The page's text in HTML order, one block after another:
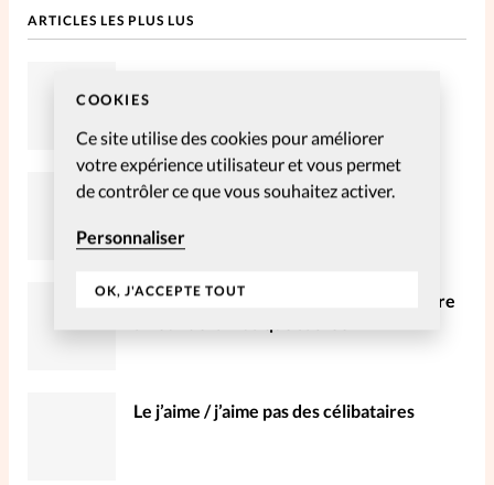
COOKIES
Ce site utilise des cookies pour améliorer
votre expérience utilisateur et vous permet
de contrôler ce que vous souhaitez activer.
Personnaliser
OK, J'ACCEPTE TOUT
Faire un don
La Boutique
La Pause SpirituElles - toutes les
éditions
À propos
Mon compte
ARTICLES LES PLUS LUS
Portraits de femmes : Modestine
Anne Lefèvre: «Nous transmettons notre
Le j’aime / j’aime pas des célibataires